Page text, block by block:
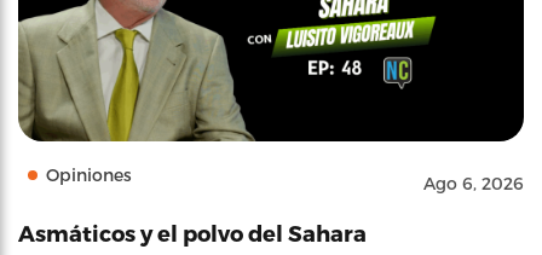
Opiniones Ago 6, 2026
Asmáticos y el polvo del Sahara